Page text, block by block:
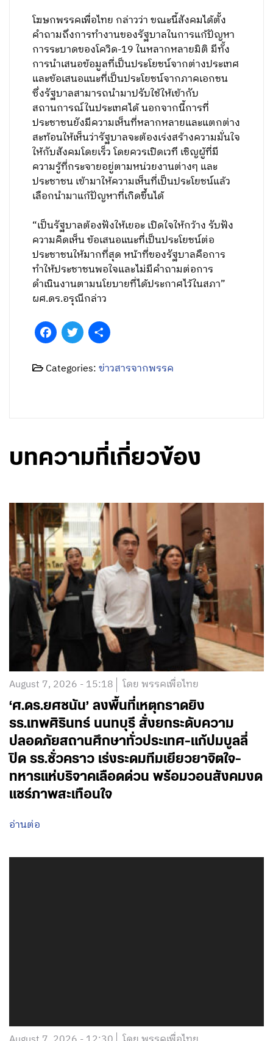
โฆษกพรรคเพื่อไทย กล่าวว่า ขณะนี้สังคมได้ตั้ง
คำถามถึงการทำงานของรัฐบาลในการแก้ปัญหา
การระบาดของโควิด-19 ในหลากหลายมิติ มีทั้ง
การนำเสนอข้อมูลที่เป็นประโยชน์จากต่างประเทศ
และข้อเสนอแนะที่เป็นประโยชน์จากภาคเอกชน
ซึ่งรัฐบาลสามารถนำมาปรับใช้ให้เข้ากับ
สถานการณ์ในประเทศได้ นอกจากนี้การที่
ประชาชนยังมีความเห็นที่หลากหลายและแตกต่าง
สะท้อนให้เห็นว่ารัฐบาลจะต้องเร่งสร้างความมั่นใจ
ให้กับสังคมโดยเร็ว โดยควรเปิดเวที เชิญผู้ที่มี
ความรู้ที่กระจายอยู่ตามหน่วยงานต่างๆ และ
ประชาชน เข้ามาให้ความเห็นที่เป็นประโยชน์แล้ว
เลือกนำมาแก้ปัญหาที่เกิดขึ้นได้
“เป็นรัฐบาลต้องฟังให้เยอะ เปิดใจให้กว้าง รับฟัง
ความคิดเห็น ข้อเสนอแนะที่เป็นประโยชน์ต่อ
ประชาชนให้มากที่สุด หน้าที่ของรัฐบาลคือการ
ทำให้ประชาชนพอใจและไม่มีคำถามต่อการ
ดำเนินงานตามนโยบายที่ได้ประกาศไว้ในสภา”
ผศ.ดร.อรุณีกล่าว
FacebookTwitter
Categories:ข่าวสารจากพรรค
บทความที่เกี่ยวข้อง
August 7, 2026 - 15:18 โดย พรรคเพื่อไทย
‘ศ.ดร.ยศชนัน’ ลงพื้นที่เหตุกราดยิง
รร.เทพศิรินทร์ นนทบุรี สั่งยกระดับความ
ปลอดภัยสถานศึกษาทั่วประเทศ-แก้ปมบูลลี่
ปิด รร.ชั่วคราว เร่งระดมทีมเยียวยาจิตใจ-
ทหารแห่บริจาคเลือดด่วน พร้อมวอนสังคมงด
แชร์ภาพสะเทือนใจ
อ่านต่อ